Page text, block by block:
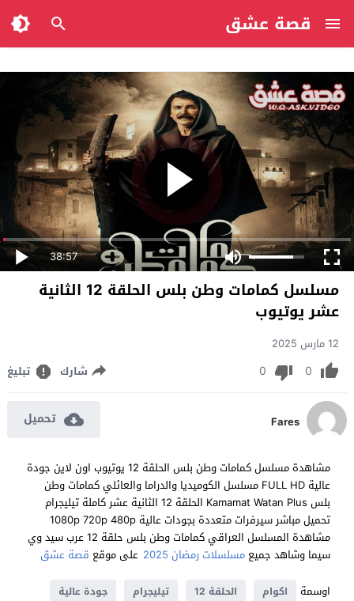
قصة عشق
38:57
مسلسل كمامات وطن بلس الحلقة 12 الثانية
عشر يوتيوب
12 مارس 2025
0
0 شارك تبليغ
Fares تحميل
مشاهدة مسلسل كمامات وطن بلس الحلقة 12 يوتيوب اون لاين جودة
عالية FULL HD مسلسل الكوميديا والدراما والعائلي كمامات وطن
بلس Kamamat Watan Plus الحلقة 12 الثانية عشر كاملة تيليجرام
تحميل مباشر سيرفرات متعددة بجودات عالية 1080p 720p 480p
مشاهدة المسلسل العراقي كمامات وطن بلس حلقة 12 عرب سيد وي
سيما وشاهد جميعمسلسلات رمضان 2025 على موقع قصة عشق
اوسمة
اكوام الحلقة 12 تيليجرام
جودة عالية